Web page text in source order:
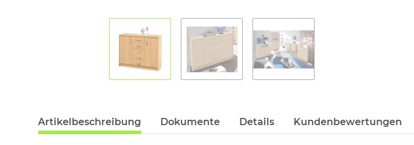
Artikelbeschreibung Dokumente Details Kundenbewertungen